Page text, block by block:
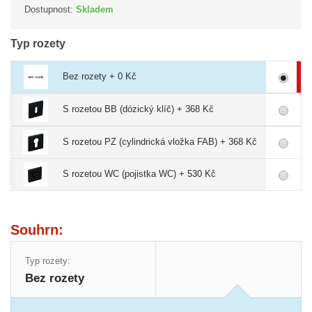
Dostupnost: Skladem
Typ rozety
Bez rozety + 0 Kč
S rozetou BB (dózický klíč) + 368 Kč
S rozetou PZ (cylindrická vložka FAB) + 368 Kč
S rozetou WC (pojistka WC) + 530 Kč
Souhrn:
Typ rozety:
Bez rozety